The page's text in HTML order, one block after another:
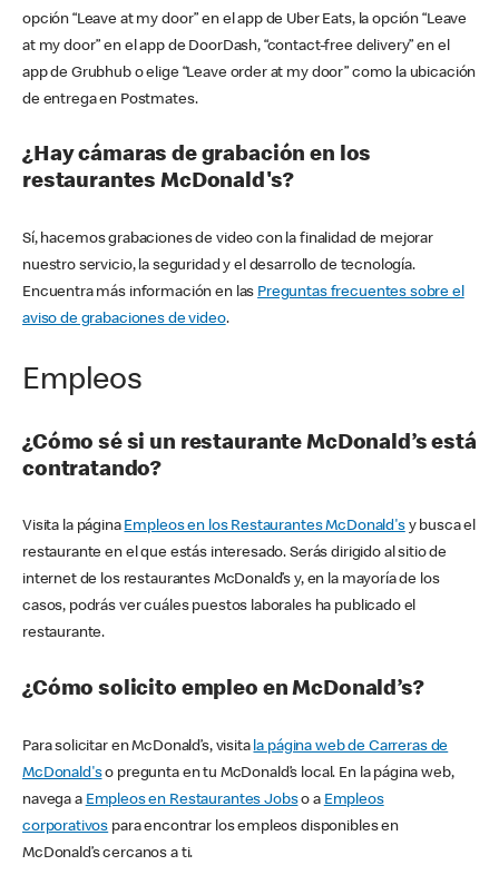
opción “Leave at my door” en el app de Uber Eats, la opción “Leave
at my door” en el app de DoorDash, “contact-free delivery” en el
app de Grubhub o elige “Leave order at my door” como la ubicación
de entrega en Postmates.
¿Hay cámaras de grabación en los
restaurantes McDonald's?
Sí, hacemos grabaciones de video con la finalidad de mejorar
nuestro servicio, la seguridad y el desarrollo de tecnología.
Encuentra más información en las Preguntas frecuentes sobre el
aviso de grabaciones de video.
Empleos
¿Cómo sé si un restaurante McDonald’s está
contratando?
Visita la página Empleos en los Restaurantes McDonald'sy busca el
restaurante en el que estás interesado. Serás dirigido al sitio de
internet de los restaurantes McDonald’s y, en la mayoría de los
casos, podrás ver cuáles puestos laborales ha publicado el
restaurante.
¿Cómo solicito empleo en McDonald’s?
Para solicitar en McDonald’s, visita la página web de Carreras de
McDonald'so pregunta en tu McDonald’s local. En la página web,
navega a Empleos en Restaurantes Jobso a Empleos
corporativos para encontrar los empleos disponibles en
McDonald’s cercanos a ti.